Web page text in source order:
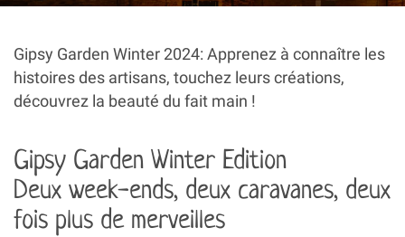
Gipsy Garden Winter 2024: Apprenez à connaître les
histoires des artisans, touchez leurs créations,
découvrez la beauté du fait main !
Gipsy Garden Winter Edition
Deux week-ends, deux caravanes, deux
fois plus de merveilles